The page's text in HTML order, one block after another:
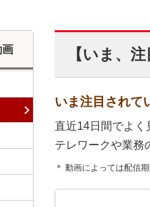
【いま、
いま注目されて
直近14日間でよく
テレワークや業務
＊ 動画によっては配信
画